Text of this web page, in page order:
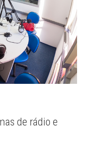
de rádio e